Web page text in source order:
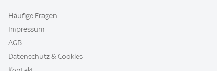
Häufige Fragen
Impressum
AGB
Datenschutz & Cookies